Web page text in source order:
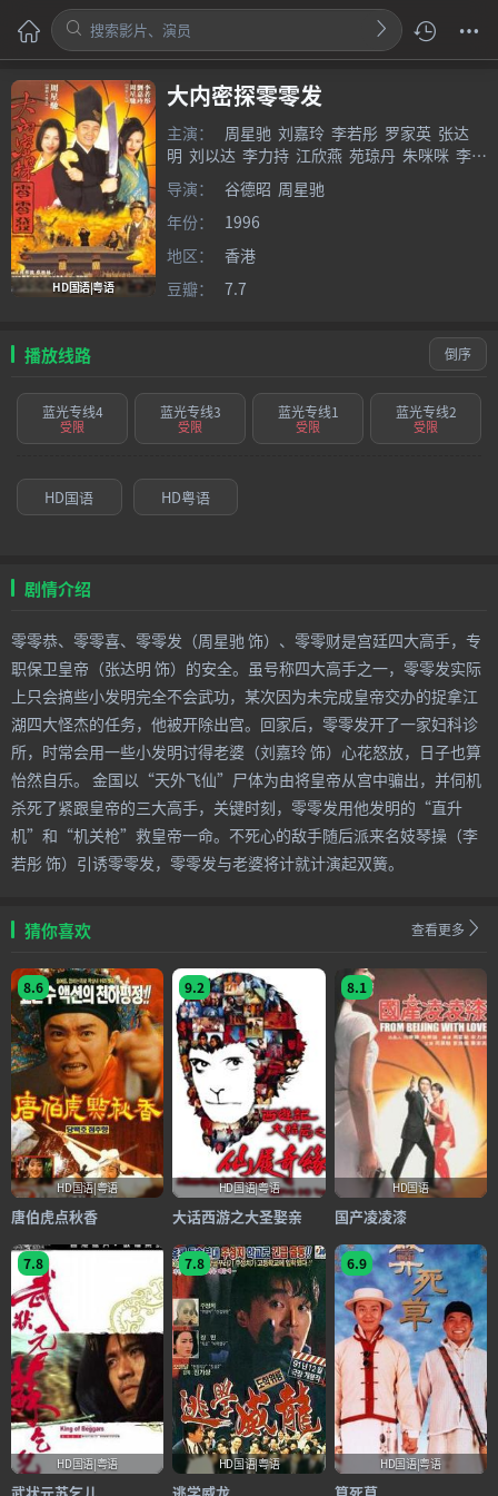
HD国语|粤语
大内密探零零发
主演： 周星驰 刘嘉玲 李若彤 罗家英 张达
明 刘以达 李力持 江欣燕 苑琼丹 朱咪咪 李健
仁 袁祥仁 袁信义 植敬雯
隽 黄老邪 黄一飞 查尔斯·沈
导演： 谷德昭 周星驰
年份：
1996
地区：
香港
豆瓣：
7.7
播放线路 倒序
蓝光专线4
受限
蓝光专线3
受限
蓝光专线1
受限
蓝光专线2
受限
HD国语 HD粤语
剧情介绍
零零恭、零零喜、零零发（周星驰 饰）、零零财是宫廷四大高手，专
职保卫皇帝（张达明 饰）的安全。虽号称四大高手之一，零零发实际
上只会搞些小发明完全不会武功，某次因为未完成皇帝交办的捉拿江
湖四大怪杰的任务，他被开除出宫。回家后，零零发开了一家妇科诊
所，时常会用一些小发明讨得老婆（刘嘉玲 饰）心花怒放，日子也算
怡然自乐。 金国以“天外飞仙”尸体为由将皇帝从宫中骗出，并伺机
杀死了紧跟皇帝的三大高手，关键时刻，零零发用他发明的“直升
机”和“机关枪”救皇帝一命。不死心的敌手随后派来名妓琴操（李
若彤 饰）引诱零零发，零零发与老婆将计就计演起双簧。
猜你喜欢 查看更多
8.6
HD国语|粤语
唐伯虎点秋香
9.2
HD国语|粤语
大话西游之大圣娶亲
8.1
HD国语
国产凌凌漆
7.8
HD国语|粤语
7.8
HD国语|粤语
6.9
HD国语|粤语